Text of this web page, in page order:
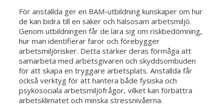
För anställda ger en BAM-utbildning kunskaper om hur
de kan bidra till en säker och hälsosam arbetsmiljö.
Genom utbildningen får de lära sig om riskbedömning,
hur man identifierar faror och förebygger
arbetsmiljörisker. Detta stärker deras förmåga att
samarbeta med arbetsgivaren och skyddsombuden
för att skapa en tryggare arbetsplats. Anställda får
också verktyg för att hantera både fysiska och
psykosociala arbetsmiljöfrågor, vilket kan förbättra
arbetsklimatet och minska stressnivåerna.